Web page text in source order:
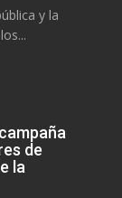
y la
de
la